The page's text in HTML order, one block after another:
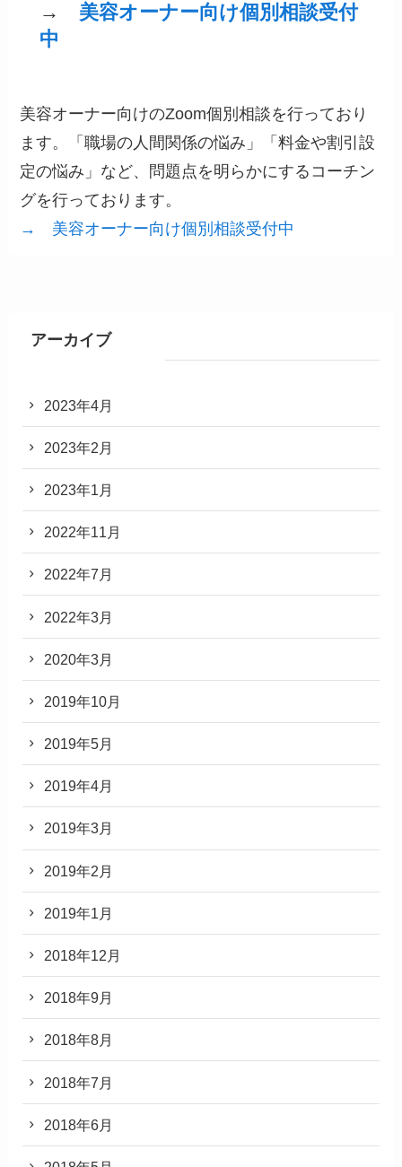
→ 美容オーナー向け個別相談受付
中
美容オーナー向けのZoom個別相談を行っており
ます。「職場の人間関係の悩み」「料金や割引設
定の悩み」など、問題点を明らかにするコーチン
グを行っております。
→ 美容オーナー向け個別相談受付中
アーカイブ
2023年4月
2023年2月
2023年1月
2022年11月
2022年7月
2022年3月
2020年3月
2019年10月
2019年5月
2019年4月
2019年3月
2019年2月
2019年1月
2018年12月
2018年9月
2018年8月
2018年7月
2018年6月